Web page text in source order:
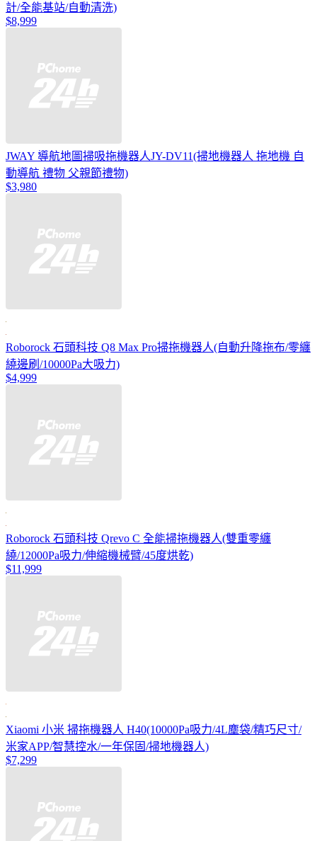
計/全能基站/自動清洗)
$8,999
JWAY 導航地圖掃吸拖機器人JY-DV11(掃地機器人 拖地機 自
動導航 禮物 父親節禮物)
$3,980
Roborock 石頭科技 Q8 Max Pro掃拖機器人(自動升降拖布/零纏
繞邊刷/10000Pa大吸力)
$4,999
Roborock 石頭科技 Qrevo C 全能掃拖機器人(雙重零纏
繞/12000Pa吸力/伸縮機械臂/45度烘乾)
$11,999
Xiaomi 小米 掃拖機器人 H40(10000Pa吸力/4L塵袋/精巧尺寸/
米家APP/智慧控水/一年保固/掃地機器人)
$7,299